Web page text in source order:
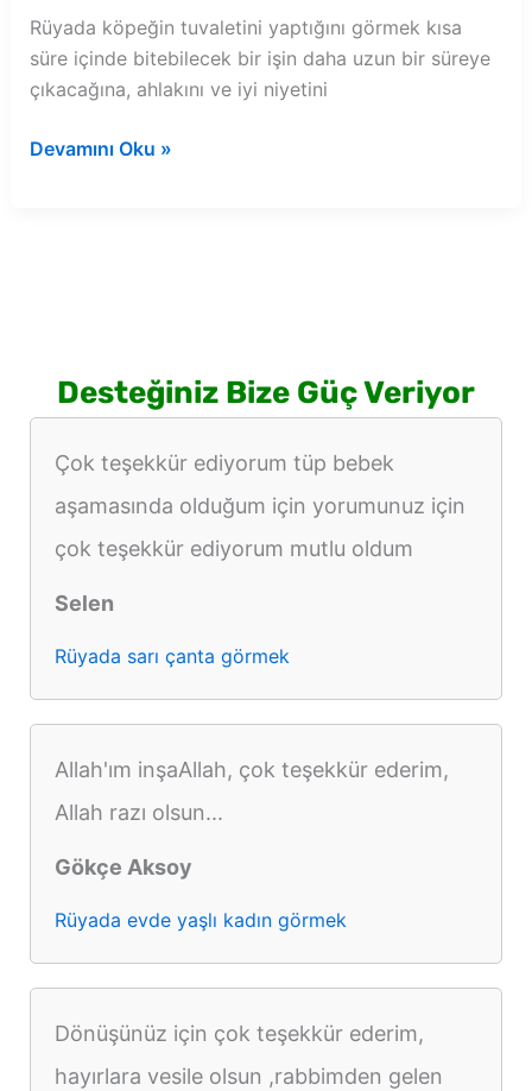
Rüyada köpeğin tuvaletini yaptığını görmek kısa
süre içinde bitebilecek bir işin daha uzun bir süreye
çıkacağına, ahlakını ve iyi niyetini
Rüyada
Devamını Oku »
Desteğiniz Bize Güç Veriyor
Çok teşekkür ediyorum tüp bebek
aşamasında olduğum için yorumunuz için
çok teşekkür ediyorum mutlu oldum
Selen
Rüyada sarı çanta görmek
Allah'ım inşaAllah, çok teşekkür ederim,
Allah razı olsun...
Gökçe Aksoy
Rüyada evde yaşlı kadın görmek
Dönüşünüz için çok teşekkür ederim,
hayırlara vesile olsun ,rabbimden gelen